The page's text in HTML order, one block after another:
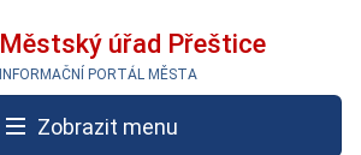
Městský úřad Přeštice
INFORMAČNÍ PORTÁL MĚSTA
Zobrazit menu